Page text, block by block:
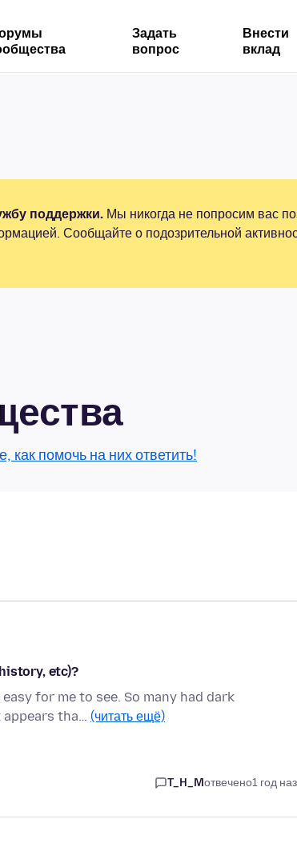
Задать
вопрос
Внести
вклад
поддержки. Мы никогда не попросим вас
Сообщайте о подозрительной
как помочь на них ответить!
etc)?
for me to see. So many had dark
tha… (читать ещё)
T_H_Mотвечено1 год